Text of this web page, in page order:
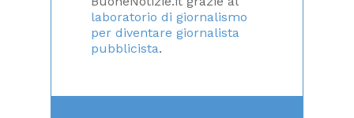
laboratorio di giornalismo
per diventare giornalista
pubblicista.